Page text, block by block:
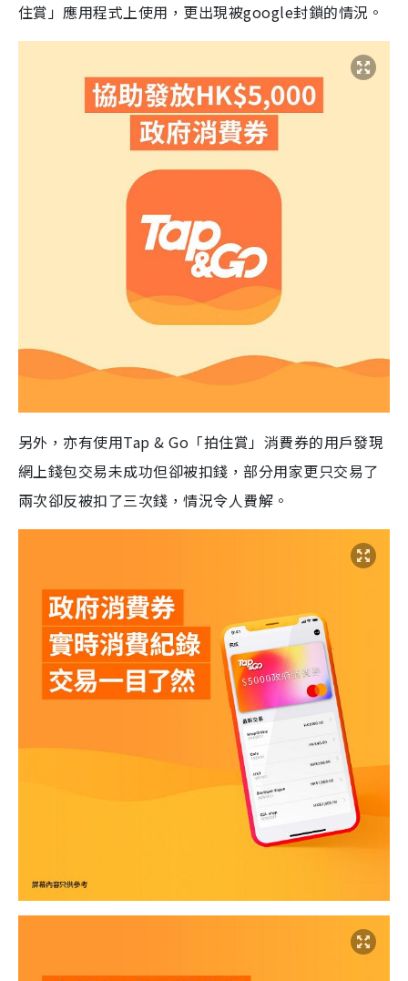
住賞」應用程式上使用，更出現被google封鎖的情況。
另外，亦有使用Tap & Go「拍住賞」消費券的用戶發現
網上錢包交易未成功但卻被扣錢，部分用家更只交易了
兩次卻反被扣了三次錢，情況令人費解。